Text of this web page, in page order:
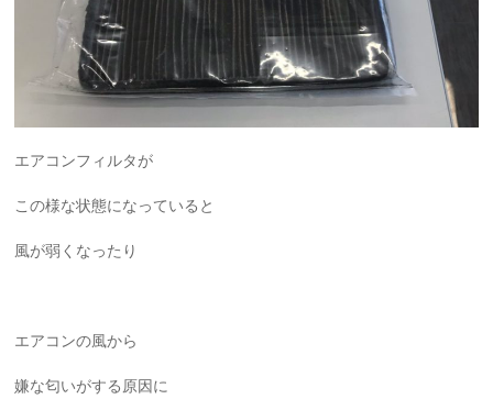
エアコンフィルタが
この様な状態になっていると
風が弱くなったり
エアコンの風から
嫌な匂いがする原因に